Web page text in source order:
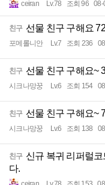
ceiran Lv.78 조회 96 08-
친구 선물 친구 구해요
포메롤니안 Lv.7 조회 236
친구 선물 친구 구해요~
시크나망꿍 Lv.6 조회 154
친구 선물 친구 구해요~
시크나망꿍 Lv.6 조회 138
친구 신규 복귀 리퍼럴
다.